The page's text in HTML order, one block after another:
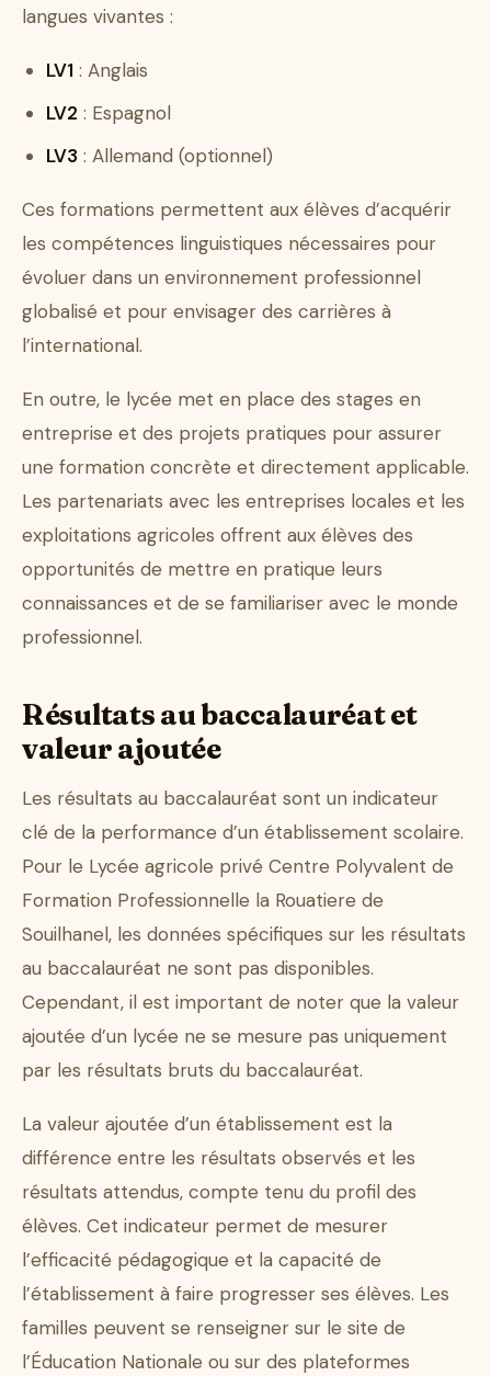
langues vivantes :
LV1 : Anglais
LV2 : Espagnol
LV3 : Allemand (optionnel)
Ces formations permettent aux élèves d’acquérir
les compétences linguistiques nécessaires pour
évoluer dans un environnement professionnel
globalisé et pour envisager des carrières à
l’international.
En outre, le lycée met en place des stages en
entreprise et des projets pratiques pour assurer
une formation concrète et directement applicable.
Les partenariats avec les entreprises locales et les
exploitations agricoles offrent aux élèves des
opportunités de mettre en pratique leurs
connaissances et de se familiariser avec le monde
professionnel.
Résultats au baccalauréat et
valeur ajoutée
Les résultats au baccalauréat sont un indicateur
clé de la performance d’un établissement scolaire.
Pour le Lycée agricole privé Centre Polyvalent de
Formation Professionnelle la Rouatiere de
Souilhanel, les données spécifiques sur les résultats
au baccalauréat ne sont pas disponibles.
Cependant, il est important de noter que la valeur
ajoutée d’un lycée ne se mesure pas uniquement
par les résultats bruts du baccalauréat.
La valeur ajoutée d’un établissement est la
différence entre les résultats observés et les
résultats attendus, compte tenu du profil des
élèves. Cet indicateur permet de mesurer
l’efficacité pédagogique et la capacité de
l’établissement à faire progresser ses élèves. Les
familles peuvent se renseigner sur le site de
l’Éducation Nationale ou sur des plateformes